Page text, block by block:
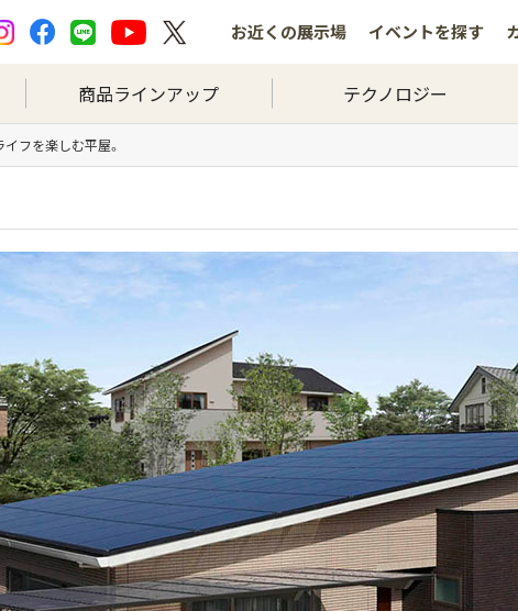
お近くの展示場 イベントを探す
商品ラインアップ テクノロジー
フを楽しむ平屋。